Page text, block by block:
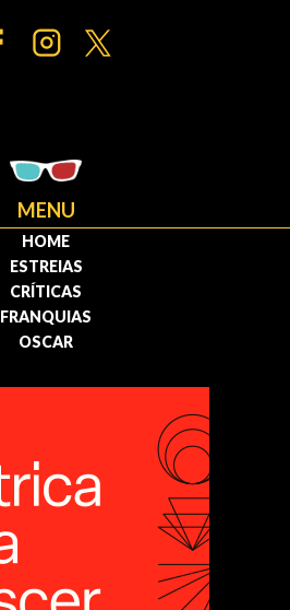
MENU
HOME
ESTREIAS
CRÍTICAS
FRANQUIAS
OSCAR